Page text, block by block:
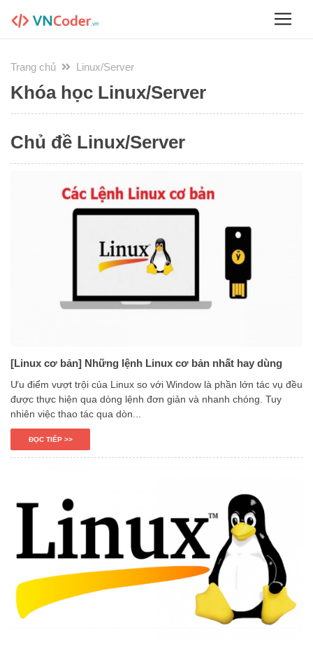
Trang chủ Linux/Server
Khóa học Linux/Server
Chủ đề Linux/Server
[Linux cơ bản] Những lệnh Linux cơ bản nhất hay dùng
Ưu điểm vượt trội của Linux so với Window là phần lớn tác vụ đều
được thực hiện qua dòng lệnh đơn giản và nhanh chóng. Tuy
nhiên việc thao tác qua dòn...
ĐỌC TIẾP >>